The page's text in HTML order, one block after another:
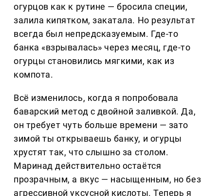
огурцов как к рутине — бросила специи,
залила кипятком, закатала. Но результат
всегда был непредсказуемым. Где-то
банка «взрывалась» через месяц, где-то
огурцы становились мягкими, как из
компота.
Всё изменилось, когда я попробовала
баварский метод с двойной заливкой. Да,
он требует чуть больше времени — зато
зимой ты открываешь банку, и огурцы
хрустят так, что слышно за столом.
Маринад действительно остаётся
прозрачным, а вкус — насыщенным, но без
агрессивной уксусной кислоты. Теперь я